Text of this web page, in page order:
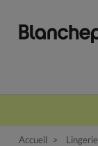
Accueil Lingerie